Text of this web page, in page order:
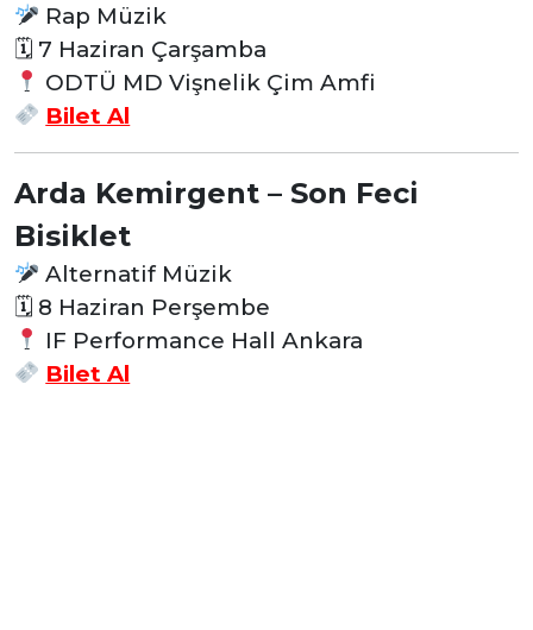
Rap Müzik
🗓 7 Haziran Çarşamba
ODTÜ MD Vişnelik Çim Amfi
Bilet Al
Arda Kemirgent – Son Feci
Bisiklet
Alternatif Müzik
🗓 8 Haziran Perşembe
IF Performance Hall Ankara
Bilet Al